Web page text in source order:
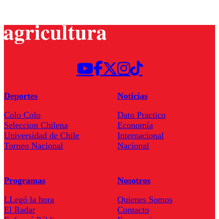
Deportes
Colo Colo
Seleccion Chilena
Universidad de Chile
Torneo Nacional
Noticias
Dato Practico
Economía
Internacional
Nacional
Programas
LLegó la hora
El Radar
Nosotros
Quienes Somos
Contacto